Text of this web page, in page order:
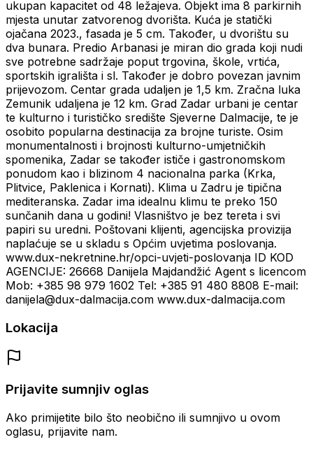
ukupan kapacitet od 48 ležajeva. Objekt ima 8 parkirnih
mjesta unutar zatvorenog dvorišta. Kuća je statički
ojačana 2023., fasada je 5 cm. Također, u dvorištu su
dva bunara. Predio Arbanasi je miran dio grada koji nudi
sve potrebne sadržaje poput trgovina, škole, vrtića,
sportskih igrališta i sl. Također je dobro povezan javnim
prijevozom. Centar grada udaljen je 1,5 km. Zračna luka
Zemunik udaljena je 12 km. Grad Zadar urbani je centar
te kulturno i turističko središte Sjeverne Dalmacije, te je
osobito popularna destinacija za brojne turiste. Osim
monumentalnosti i brojnosti kulturno-umjetničkih
spomenika, Zadar se također ističe i gastronomskom
ponudom kao i blizinom 4 nacionalna parka (Krka,
Plitvice, Paklenica i Kornati). Klima u Zadru je tipična
mediteranska. Zadar ima idealnu klimu te preko 150
sunčanih dana u godini! Vlasništvo je bez tereta i svi
papiri su uredni. Poštovani klijenti, agencijska provizija
naplaćuje se u skladu s Općim uvjetima poslovanja.
www.dux-nekretnine.hr/opci-uvjeti-poslovanja ID KOD
AGENCIJE: 26668 Danijela Majdandžić Agent s licencom
Mob: +385 98 979 1602 Tel: +385 91 480 8808 E-mail:
danijela@dux-dalmacija.com www.dux-dalmacija.com
Lokacija
Prijavite sumnjiv oglas
Ako primijetite bilo što neobično ili sumnjivo u ovom
oglasu, prijavite nam.